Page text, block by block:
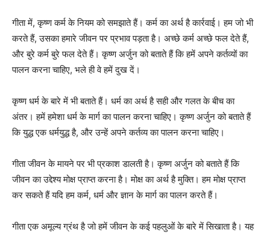
गीता में, कृष्ण कर्म के नियम को समझाते हैं। कर्म का अर्थ है कार्रवाई। हम जो भी
करते हैं, उसका हमारे जीवन पर प्रभाव पड़ता है। अच्छे कर्म अच्छे फल देते हैं,
और बुरे कर्म बुरे फल देते हैं। कृष्ण अर्जुन को बताते हैं कि हमें अपने कर्तव्यों का
पालन करना चाहिए, भले ही वे हमें दुख दें।
कृष्ण धर्म के बारे में भी बताते हैं। धर्म का अर्थ है सही और गलत के बीच का
अंतर। हमें हमेशा धर्म के मार्ग का पालन करना चाहिए। कृष्ण अर्जुन को बताते हैं
कि युद्ध एक धर्मयुद्ध है, और उन्हें अपने कर्तव्य का पालन करना चाहिए।
गीता जीवन के मायने पर भी प्रकाश डालती है। कृष्ण अर्जुन को बताते हैं कि
जीवन का उद्देश्य मोक्ष प्राप्त करना है। मोक्ष का अर्थ है मुक्ति। हम मोक्ष प्राप्त
कर सकते हैं यदि हम कर्म, धर्म और ज्ञान के मार्ग का पालन करते हैं।
गीता एक अमूल्य ग्रंथ है जो हमें जीवन के कई पहलुओं के बारे में सिखाता है। यह